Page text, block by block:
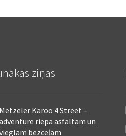
ziņas
Metzeler Karoo 4 Street –
riepa asfaltam un
bezceļam